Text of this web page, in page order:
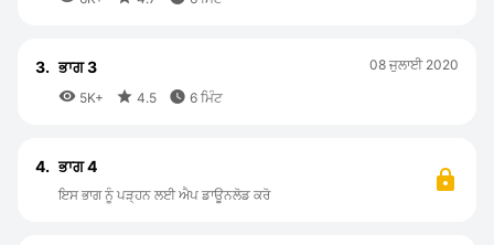
3. ਭਾਗ 3
 5K+  4.5  6 ਮਿੰਟ
08 ਜੁਲਾਈ 2020
4. ਭਾਗ 4
ਇਸ ਭਾਗ ਨੂੰ ਪੜ੍ਹਨ ਲਈ ਐਪ ਡਾਊਨਲੋਡ ਕਰੋ